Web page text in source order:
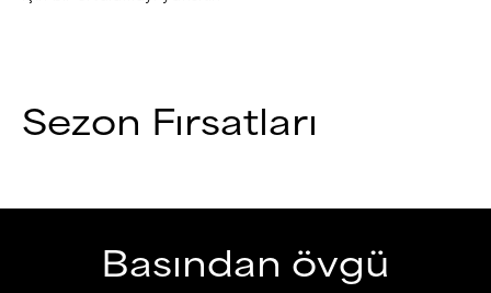
Sezon Fırsatları
Basından övgü